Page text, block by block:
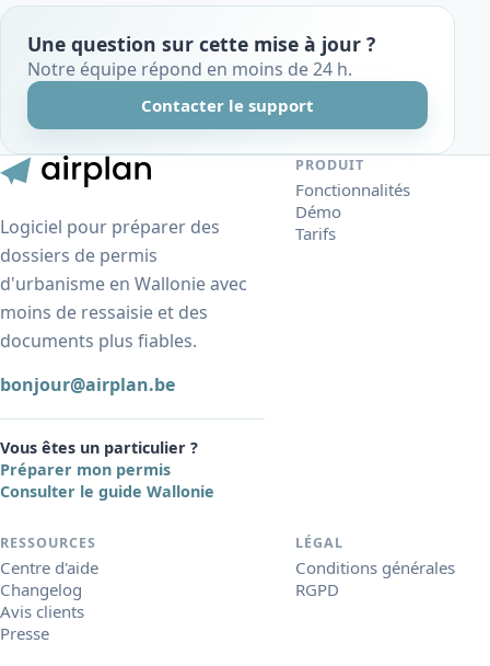
Une question sur cette mise à jour ?
Notre équipe répond en moins de 24 h.
Contacter le support
Logiciel pour préparer des
dossiers de permis
d'urbanisme en Wallonie avec
moins de ressaisie et des
documents plus fiables.
bonjour@airplan.be
Vous êtes un particulier ?
Préparer mon permis
Consulter le guide Wallonie
PRODUIT
Fonctionnalités
Démo
Tarifs
RESSOURCES
Centre d'aide
Changelog
Avis clients
Presse
LÉGAL
Conditions générales
RGPD